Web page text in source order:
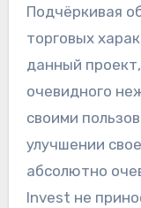
Подчёркивая
торговых
данный
очевидного
своими
улучшении
абсолютно
Invest не